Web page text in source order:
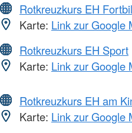
Rotkreuzkurs EH
Karte: Link zur Google
Rotkreuzkurs EH Sport
Karte: Link zur Google
Rotkreuzkurs EH am
Karte: Link zur Google